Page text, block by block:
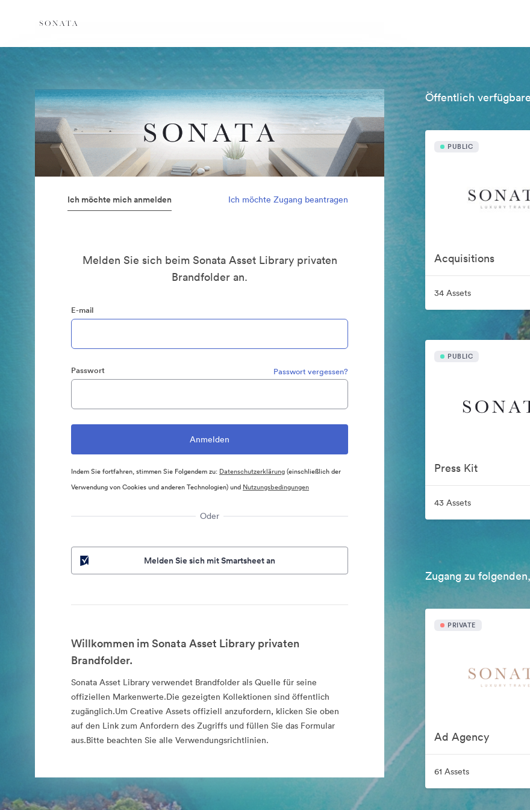
Ich möchte mich anmelden Ich möchte Zugang beantragen
Melden Sie sich beim Sonata Asset Library privaten
Brandfolder an.
E-mail
Passwort Passwort vergessen?
Indem Sie fortfahren, stimmen Sie Folgendem zu: Datenschutzerklärung(einschließlich der
Verwendung von Cookies und anderen Technologien) und Nutzungsbedingungen
Oder
Melden Sie sich mit Smartsheet an
Willkommen im Sonata Asset Library privaten
Brandfolder.
Sonata Asset Library verwendet Brandfolder als Quelle für seine
offiziellen Markenwerte.Die gezeigten Kollektionen sind öffentlich
zugänglich.Um Creative Assets offiziell anzufordern, klicken Sie oben
auf den Link zum Anfordern des Zugriffs und füllen Sie das Formular
aus.Bitte beachten Sie alle Verwendungsrichtlinien.
Öffentlich
PUBLIC
Acquisitions
34 Assets
PUBLIC
Press Kit
43 Assets
Zugang zu
PRIVATE
Ad Agency
61 Assets